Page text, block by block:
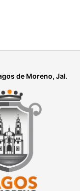
de Moreno, Jal.